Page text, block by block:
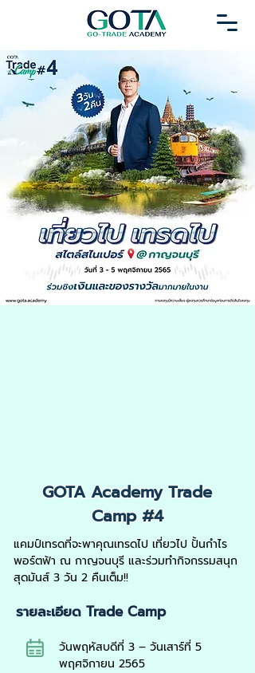
GOTA Academy Trade
Camp #4
แคมป์เทรดที่จะพาคุณเทรดไป เที่ยวไป ปั้นกำไร
พอร์ตฟ้า ณ กาญจนบุรี และร่วมทำกิจกรรมสนุก
สุดมันส์ 3 วัน 2 คืนเต็ม!!
รายละเอียด Trade Camp
วันพฤหัสบดีที่ 3 – วันเสาร์ที่ 5
พฤศจิกายน 2565